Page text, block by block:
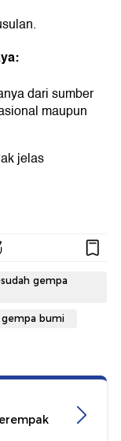
dari sumber
maupun
jelas
gempa
gempa bumi